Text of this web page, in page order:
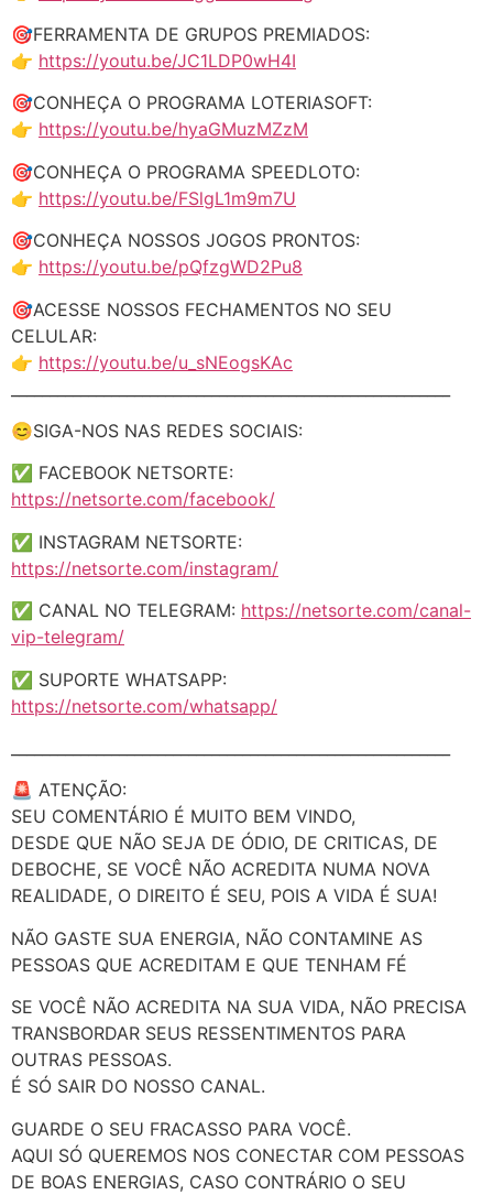
🎯FERRAMENTA DE GRUPOS PREMIADOS:
👉 https://youtu.be/JC1LDP0wH4I
🎯CONHEÇA O PROGRAMA LOTERIASOFT:
👉 https://youtu.be/hyaGMuzMZzM
🎯CONHEÇA O PROGRAMA SPEEDLOTO:
👉 https://youtu.be/FSlgL1m9m7U
🎯CONHEÇA NOSSOS JOGOS PRONTOS:
👉 https://youtu.be/pQfzgWD2Pu8
🎯ACESSE NOSSOS FECHAMENTOS NO SEU
CELULAR:
👉 https://youtu.be/u_sNEogsKAc
😊SIGA-NOS NAS REDES SOCIAIS:
✅ FACEBOOK NETSORTE:
https://netsorte.com/facebook/
✅ INSTAGRAM NETSORTE:
https://netsorte.com/instagram/
✅ CANAL NO TELEGRAM: https://netsorte.com/canal-
vip-telegram/
✅ SUPORTE WHATSAPP:
https://netsorte.com/whatsapp/
🚨 ATENÇÃO:
SEU COMENTÁRIO É MUITO BEM VINDO,
DESDE QUE NÃO SEJA DE ÓDIO, DE CRITICAS, DE
DEBOCHE, SE VOCÊ NÃO ACREDITA NUMA NOVA
REALIDADE, O DIREITO É SEU, POIS A VIDA É SUA!
NÃO GASTE SUA ENERGIA, NÃO CONTAMINE AS
PESSOAS QUE ACREDITAM E QUE TENHAM FÉ
SE VOCÊ NÃO ACREDITA NA SUA VIDA, NÃO PRECISA
TRANSBORDAR SEUS RESSENTIMENTOS PARA
OUTRAS PESSOAS.
É SÓ SAIR DO NOSSO CANAL.
GUARDE O SEU FRACASSO PARA VOCÊ.
AQUI SÓ QUEREMOS NOS CONECTAR COM PESSOAS
DE BOAS ENERGIAS, CASO CONTRÁRIO O SEU